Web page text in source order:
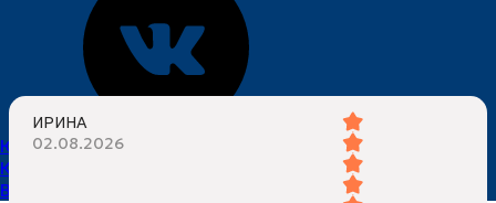
Юридическая информация
Карта сайта
Версия для слабовидящих
ВСЕ ОТЗЫВЫ
ИРИНА
02.08.2026